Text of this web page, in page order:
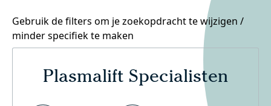
Gebruik de filters om je zoekopdracht te wijzigen /
minder specifiek te maken
Plasmalift Specialisten